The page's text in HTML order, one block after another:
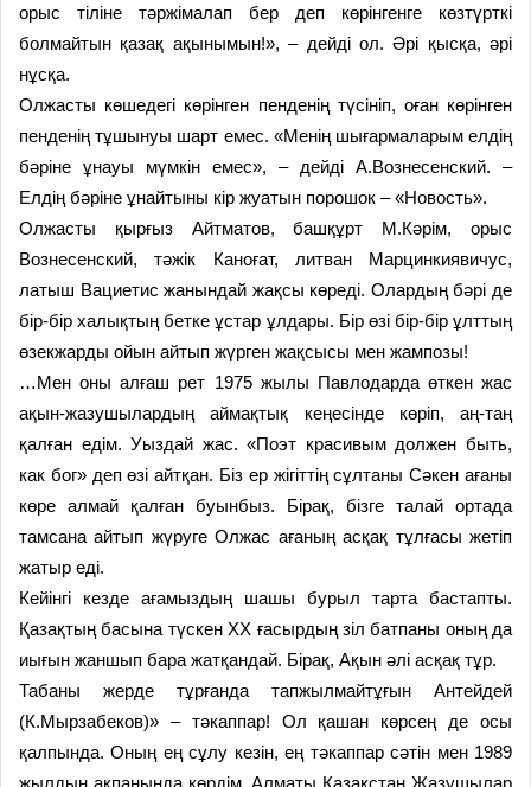
орыс тіліне тәржімалап бер деп көрінгенге көзтүрткі
болмайтын қазақ ақынымын!», – дейді ол. Әрі қысқа, әрі
нұсқа.
Олжасты көшедегі көрінген пенденің түсініп, оған көрінген
пенденің тұшынуы шарт емес. «Менің шығармаларым елдің
бәріне ұнауы мүмкін емес», – дейді А.Вознесенский. –
Елдің бәріне ұнайтыны кір жуатын порошок – «Новость».
Олжасты қырғыз Айтматов, башқұрт М.Кәрім, орыс
Вознесенский, тәжік Каноғат, литван Марцинкиявичус,
латыш Вациетис жанындай жақсы көреді. Олардың бәрі де
бір-бір халықтың бетке ұстар ұлдары. Бір өзі бір-бір ұлттың
өзекжарды ойын айтып жүрген жақсысы мен жампозы!
…Мен оны алғаш рет 1975 жылы Павлодарда өткен жас
ақын-жазушылардың аймақтық кеңесінде көріп, аң-таң
қалған едім. Уыздай жас. «Поэт красивым должен быть,
как бог» деп өзі айтқан. Біз ер жігіттің сұлтаны Сәкен ағаны
көре алмай қалған буынбыз. Бірақ, бізге талай ортада
тамсана айтып жүруге Олжас ағаның асқақ тұлғасы жетіп
жатыр еді.
Кейінгі кезде ағамыздың шашы бурыл тарта бастапты.
Қазақтың басына түскен ХХ ғасырдың зіл батпаны оның да
иығын жаншып бара жатқандай. Бірақ, Ақын әлі асқақ тұр.
Табаны жерде тұрғанда тапжылмайтұғын Антейдей
(К.Мырзабеков)» – тәкаппар! Ол қашан көрсең де осы
қалпында. Оның ең сұлу кезін, ең тәкаппар сәтін мен 1989
жылдың ақпанында көрдім. Алматы Қазақстан Жазушылар